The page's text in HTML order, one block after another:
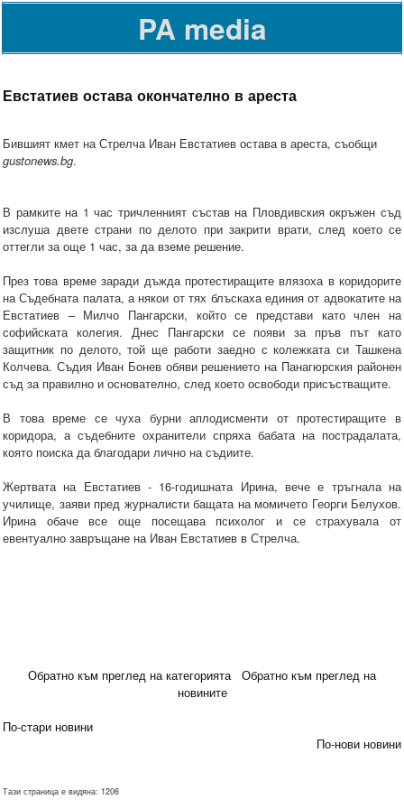
PA media
Евстатиев остава окончателно в ареста
Бившият кмет на Стрелча Иван Евстатиев остава в ареста, съобщи
gustonews.bg.
В рамките на 1 час тричленният състав на Пловдивския окръжен съд
изслуша двете страни по делото при закрити врати, след което се
оттегли за още 1 час, за да вземе решение.
През това време заради дъжда протестиращите влязоха в коридорите
на Съдебната палата, а някои от тях блъскаха единия от адвокатите на
Евстатиев – Милчо Пангарски, който се представи като член на
софийската колегия. Днес Пангарски се появи за пръв път като
защитник по делото, той ще работи заедно с колежката си Ташкена
Колчева. Съдия Иван Бонев обяви решението на Панагюрския районен
съд за правилно и основателно, след което освободи присъстващите.
В това време се чуха бурни аплодисменти от протестиращите в
коридора, а съдебните охранители спряха бабата на пострадалата,
която поиска да благодари лично на съдиите.
Жертвата на Евстатиев - 16-годишната Ирина, вече е тръгнала на
училище, заяви пред журналисти бащата на момичето Георги Белухов.
Ирина обаче все още посещава психолог и се страхувала от
евентуално завръщане на Иван Евстатиев в Стрелча.
Обратно към преглед на категорията
Обратно към преглед на
новините
По-стари новини
По-нови новини
Тази страница е видяна: 1206